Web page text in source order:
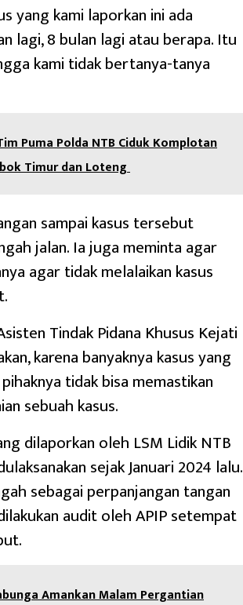
yang kami laporkan ini ada
lagi, 8 bulan lagi atau berapa. Itu
kami tidak bertanya-tanya
Puma Polda NTB Ciduk Komplotan
Timur dan Loteng
sampai kasus tersebut
jalan. Ia juga meminta agar
agar tidak melalaikan kasus
Tindak Pidana Khusus Kejati
karena banyaknya kasus yang
tidak bisa memastikan
sebuah kasus.
dilaporkan oleh LSM Lidik NTB
sejak Januari 2024 lalu.
sebagai perpanjangan tangan
audit oleh APIP setempat
Amankan Malam Pergantian